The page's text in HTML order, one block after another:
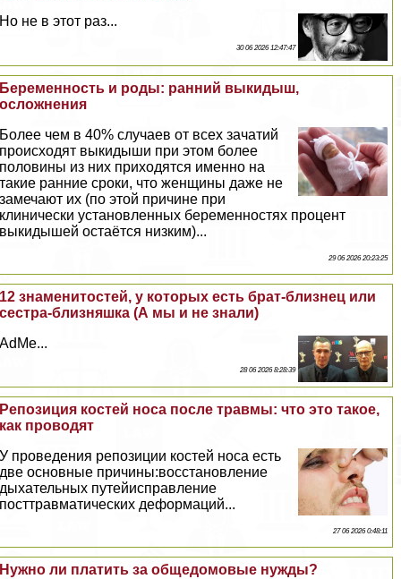
Но не в этот раз...
30 06 2026 12:47:47
Беременность и роды: ранний выкидыш,
осложнения
Более чем в 40% случаев от всех зачатий
происходят выкидыши при этом более
половины из них приходятся именно на
такие ранние сроки, что женщины даже не
замечают их (по этой причине при
клинически установленных беременностях процент
выкидышей остаётся низким)...
29 06 2026 20:23:25
12 знаменитостей, у которых есть брат-близнец или
сестра-близняшка (А мы и не знали)
AdMe...
28 06 2026 8:28:39
Репозиция костей носа после травмы: что это такое,
как проводят
У проведения репозиции костей носа есть
две основные причины:восстановление
дыхательных путейисправление
посттравматических деформаций...
27 06 2026 0:48:11
Нужно ли платить за общедомовые нужды?